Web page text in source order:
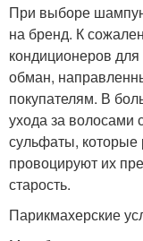
При выборе
на бренд. К
кондиционеров
обман,
покупателям. В
ухода за волосами
сульфаты, которые
провоцируют их
старость.
Парикмахерские